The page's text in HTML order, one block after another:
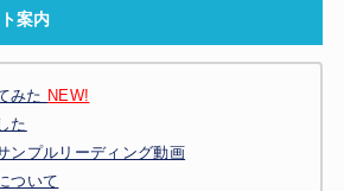
案内
みた NEW!
た
ンプルリーディング動画
ついて